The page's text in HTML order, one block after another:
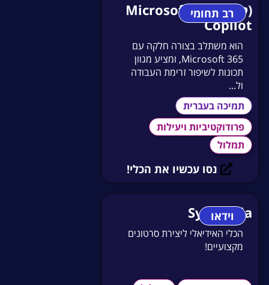
רב תחומי(קופיילוט) Microsoft
Copilot
הוא משתלב בצורה חלקה עם
Microsoft 365, ומציע מגוון
תכונות לשיפור זרימת העבודה
ול...
תמיכה בעברית
פרודוקטיביות ויעילות
תמלול
נסו עכשיו את הכלי!
וידאו
Synthesia
הכלי האידיאלי ליצירת סרטונים
מקצועיים!